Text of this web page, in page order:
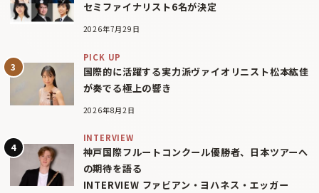
セミファイナリスト6名が決定
2026年7月29日
PICK UP
国際的に活躍する実力派ヴァイオリニスト松本紘佳
が奏でる極上の響き
2026年8月2日
INTERVIEW
神戸国際フルートコンクール優勝者、日本ツアーへ
の期待を語る
INTERVIEW ファビアン・ヨハネス・エッガー